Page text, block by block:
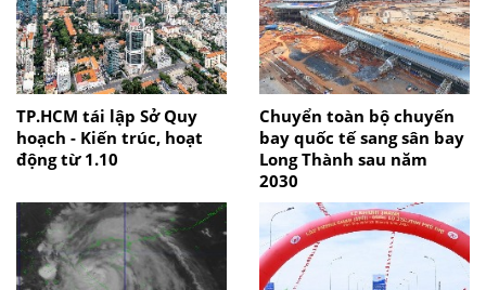
TP.HCM tái lập Sở Quy
hoạch - Kiến trúc, hoạt
động từ 1.10
Chuyển toàn bộ chuyến
bay quốc tế sang sân bay
Long Thành sau năm
2030